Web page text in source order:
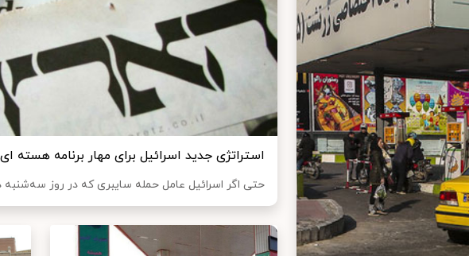
استراتژی جدید اسرائیل برای مهار برنامه هسته
حتی اگر اسرائیل عامل حمله سایبری که در روز سه‌شنبه